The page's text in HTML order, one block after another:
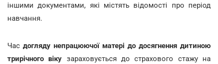
іншими документами, які містять відомості про період
навчання.
Час догляду непрацюючої матері до досягнення дитиною
трирічного віку зараховується до страхового стажу на